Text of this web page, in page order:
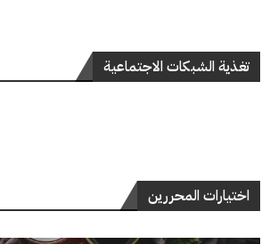
تغذية الشبكات الاجتماعية
اختيارات المحررين